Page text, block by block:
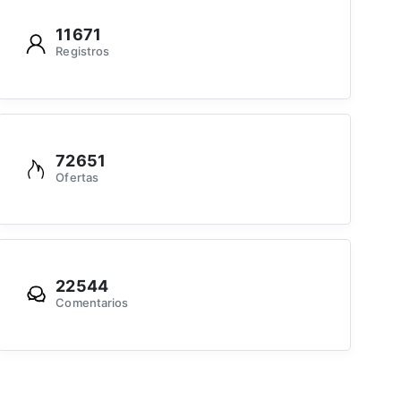
11671
Registros
72651
Ofertas
22544
Comentarios